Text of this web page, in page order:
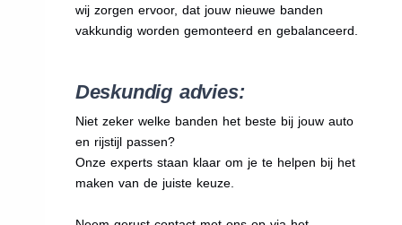
wij zorgen ervoor, dat jouw nieuwe banden
vakkundig worden gemonteerd en gebalanceerd.
Deskundig advies:
Niet zeker welke banden het beste bij jouw auto
en rijstijl passen?
Onze experts staan klaar om je te helpen bij het
maken van de juiste keuze.